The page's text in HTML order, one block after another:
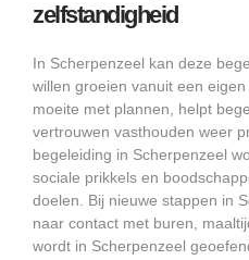
zelfstandigheid
In Scherpenzeel kan deze
willen groeien vanuit een
moeite met plannen, helpt
vertrouwen vasthouden weer
begeleiding in Scherpenzeel
sociale prikkels en
doelen. Bij nieuwe stappen in
naar contact met buren,
wordt in Scherpenzeel